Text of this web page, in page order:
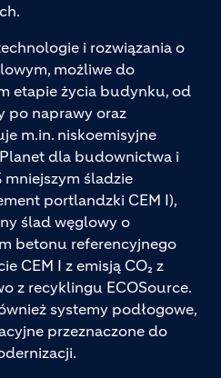
i rozwiązania o
możliwe do
etapie życia budynku, od
po naprawy oraz
m.in. niskoemisyjne
dla budownictwa i
śladzie
portlandzki CEM I),
ślad węglowy o
betonu referencyjnego
CEM I z emisją CO₂ z
z recyklingu ECOSource.
systemy podłogowe,
przeznaczone do